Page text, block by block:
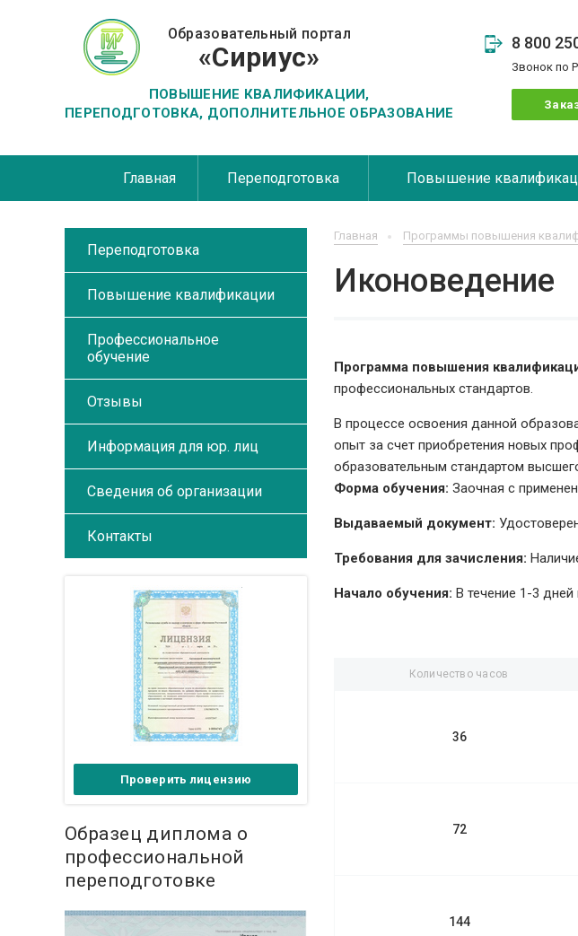
Образовательный портал
«Сириус»
ПОВЫШЕНИЕ КВАЛИФИКАЦИИ,
ПЕРЕПОДГОТОВКА, ДОПОЛНИТЕЛЬНОЕ ОБРАЗОВАНИЕ
8 800
Звонок по
Главная Переподготовка Повышение
Главная Программы повышения
Иконоведение
Программа повышения
профессиональных стандартов.
В процессе освоения данной
опыт за счет приобретения новых
образовательным стандартом
Форма обучения: Заочная с
Выдаваемый документ:
Требования для зачисления:
Начало обучения: В течение 1-3
Количество часов
36
72
144
Переподготовка
Повышение квалификации
Профессиональное
обучение
Отзывы
Информация для юр. лиц
Сведения об организации
Контакты
Проверить лицензию
Образец диплома о
профессиональной
переподготовке